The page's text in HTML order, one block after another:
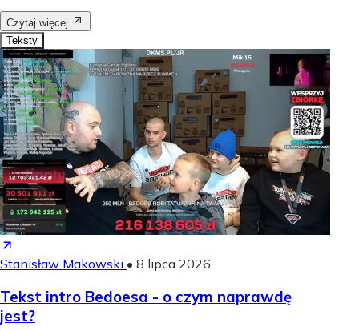
Czytaj więcej
Teksty
Stanisław Makowski • 8 lipca 2026
Tekst intro Bedoesa - o czym naprawdę
jest?